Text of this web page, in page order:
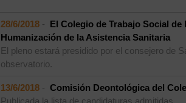
28/6/2018 - El Colegio de Trabajo Social
Humanización de la Asistencia Sanitaria
El pleno estará presidido por el consejero de
observatorio.
13/6/2018 - Comisión Deontológica del
Publicada la lista de candidaturas admitidas